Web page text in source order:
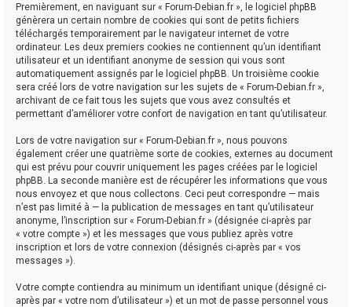
Premièrement, en naviguant sur « Forum-Debian.fr », le logiciel phpBB
génèrera un certain nombre de cookies qui sont de petits fichiers
téléchargés temporairement par le navigateur internet de votre
ordinateur. Les deux premiers cookies ne contiennent qu’un identifiant
utilisateur et un identifiant anonyme de session qui vous sont
automatiquement assignés par le logiciel phpBB. Un troisième cookie
sera créé lors de votre navigation sur les sujets de « Forum-Debian.fr »,
archivant de ce fait tous les sujets que vous avez consultés et
permettant d’améliorer votre confort de navigation en tant qu’utilisateur.
Lors de votre navigation sur « Forum-Debian.fr », nous pouvons
également créer une quatrième sorte de cookies, externes au document
qui est prévu pour couvrir uniquement les pages créées par le logiciel
phpBB. La seconde manière est de récupérer les informations que vous
nous envoyez et que nous collectons. Ceci peut correspondre — mais
n’est pas limité à — la publication de messages en tant qu’utilisateur
anonyme, l’inscription sur « Forum-Debian.fr » (désignée ci-après par
« votre compte ») et les messages que vous publiez après votre
inscription et lors de votre connexion (désignés ci-après par « vos
messages »).
Votre compte contiendra au minimum un identifiant unique (désigné ci-
après par « votre nom d’utilisateur ») et un mot de passe personnel vous